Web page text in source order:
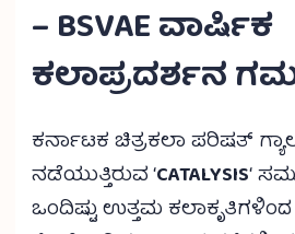
– BSVAE ವಾರ್ಷಿಕ
ಕಲಾಪ್ರದರ್ಶನ
ಕರ್ನಾಟಕ ಚಿತ್ರಕಲಾ ಪರಿಷತ್
ನಡೆಯುತ್ತಿರುವ ‘CATALYSIS‘
ಒಂದಿಷ್ಟು ಉತ್ತಮ